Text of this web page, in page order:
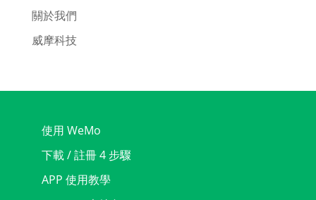
關於我們
威摩科技
使用 WeMo
下載 / 註冊 4 步驟
APP 使用教學